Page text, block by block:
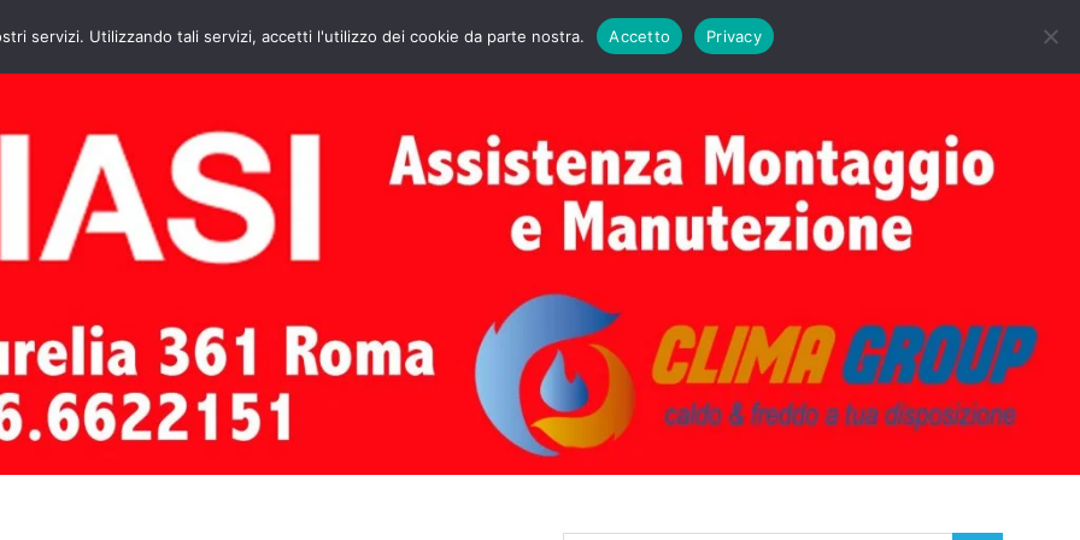
HOME CONTATTI ASSISTENZA CALDAIE BIASI PRIMA ACCENSIONE CALDAIE BIASI
servizi. Utilizzando tali servizi, accetti l'utilizzo dei cookie da parte nostra. Accetto Privacy